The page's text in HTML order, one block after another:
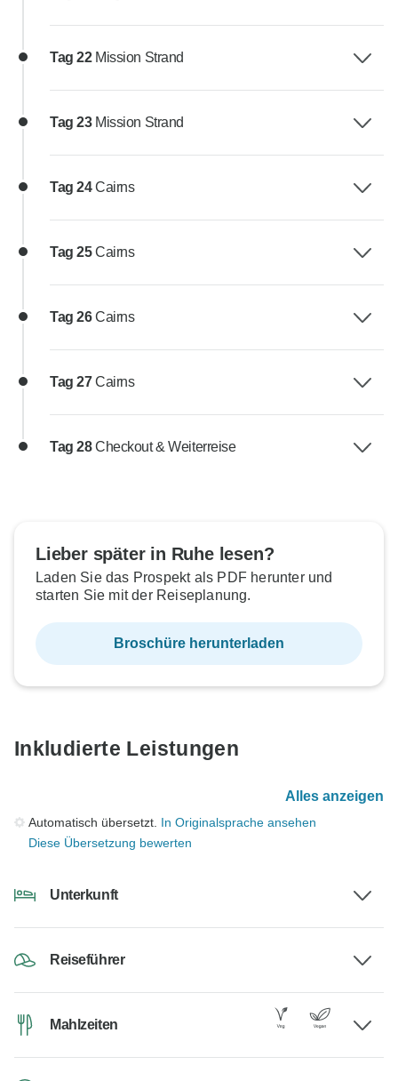
Tag 22 Mission Strand
Tag 23 Mission Strand
Tag 24Cairns
Tag 25Cairns
Tag 26Cairns
Tag 27Cairns
Tag 28Checkout & Weiterreise
Lieber später in Ruhe lesen?
Laden Sie das Prospekt als PDF herunter und
starten Sie mit der Reiseplanung.
Broschüre herunterladen
Inkludierte Leistungen
Alles anzeigen
Automatisch übersetzt. In Originalsprache ansehen
Diese Übersetzung bewerten
Unterkunft
Reiseführer
Mahlzeiten